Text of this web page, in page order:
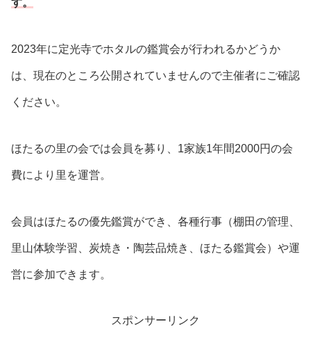
す。
2023年に定光寺でホタルの鑑賞会が行われるかどうか
は、現在のところ公開されていませんので主催者にご確認
ください。
ほたるの里の会では会員を募り、1家族1年間2000円の会
費により里を運営。
会員はほたるの優先鑑賞ができ、各種行事（棚田の管理、
里山体験学習、炭焼き・陶芸品焼き、ほたる鑑賞会）や運
営に参加できます。
スポンサーリンク